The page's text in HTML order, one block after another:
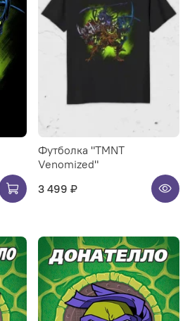
Футболка "TMNT
Venomized"
3 499 ₽